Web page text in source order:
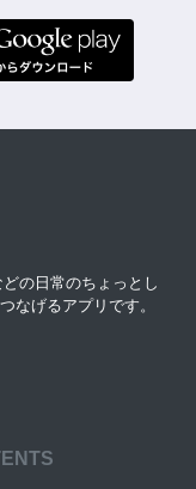
の日常のちょっとし
なげるアプリです。